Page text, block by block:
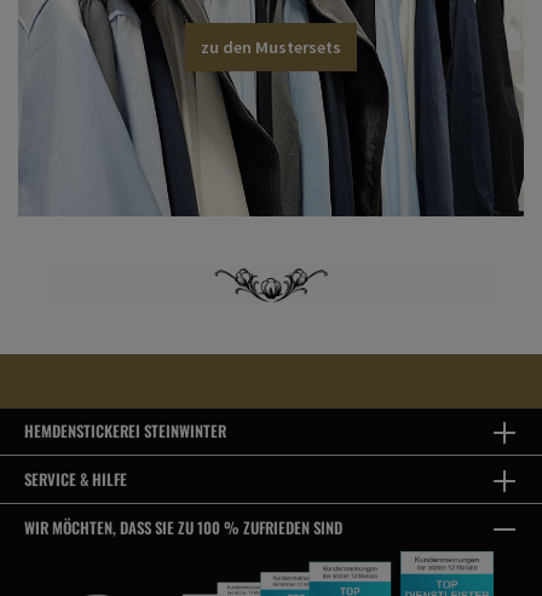
zu den Mustersets
HEMDENSTICKEREI STEINWINTER
SERVICE & HILFE
WIR MÖCHTEN, DASS SIE ZU 100 % ZUFRIEDEN SIND